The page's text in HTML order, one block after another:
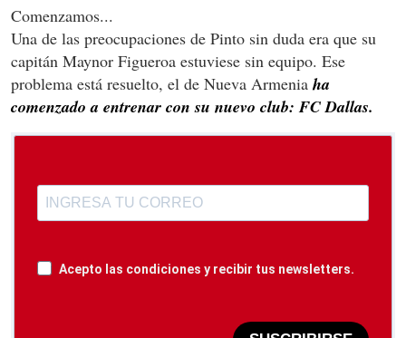
Comenzamos...
Una de las preocupaciones de Pinto sin duda era que su
capitán Maynor Figueroa estuviese sin equipo. Ese
problema está resuelto, el de Nueva Armenia ha
comenzado a entrenar con su nuevo club: FC Dallas.
Acepto las condiciones y recibir tus newsletters.